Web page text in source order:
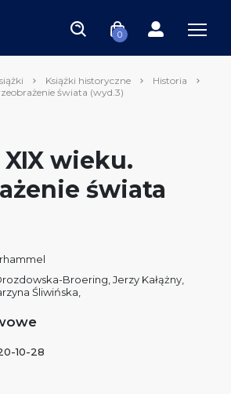
0
Książki historyczne
Historia
świata (wyd.3)
wieku.
świata
Broering, Jerzy Kałążny,
Śliwińska,
10-28